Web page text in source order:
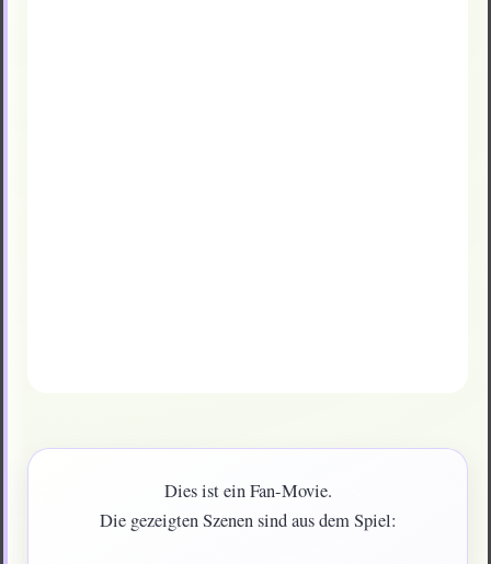
Dies ist ein Fan-Movie.
Die gezeigten Szenen sind aus dem Spiel: